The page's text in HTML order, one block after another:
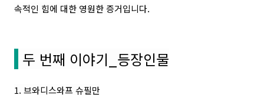
속적인 힘에 대한 영원한 증거입니다.
두 번째 이야기_등장인물
1. 브와디스와프 슈필만